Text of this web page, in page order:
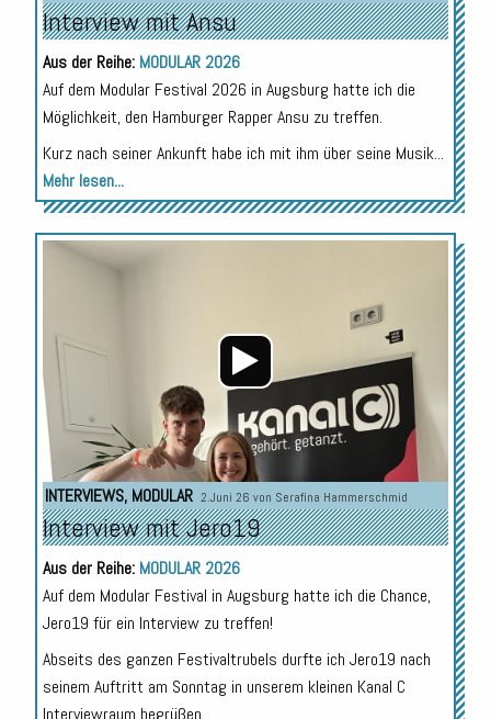
Interview mit Ansu
Aus der Reihe: MODULAR 2026
Auf dem Modular Festival 2026 in Augsburg hatte ich die
Möglichkeit, den Hamburger Rapper Ansu zu treffen.
Kurz nach seiner Ankunft habe ich mit ihm über seine Musik...
Mehr lesen...
Audio-
Player
INTERVIEWS, MODULAR 2.Juni 26 von Serafina Hammerschmid
Interview mit Jero19
Aus der Reihe: MODULAR 2026
Auf dem Modular Festival in Augsburg hatte ich die Chance,
Jero19 für ein Interview zu treffen!
Abseits des ganzen Festivaltrubels durfte ich Jero19 nach
seinem Auftritt am Sonntag in unserem kleinen Kanal C
Interviewraum begrüßen.